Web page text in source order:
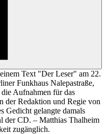
Text "Der Leser" am 22.
Funkhaus Nalepastraße,
Aufnahmen für das
der Redaktion und Regie von
Gedicht gelangte damals
der CD. – Matthias Thalheim
zugänglich.